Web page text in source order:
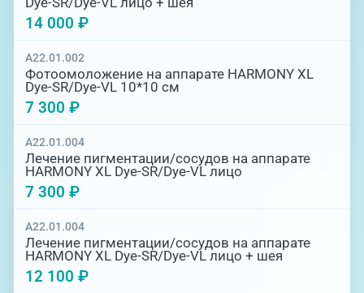
14 000 ₽
A22.01.002
Фотоомоложение на аппарате HARMONY XL
Dye-SR/Dye-VL 10*10 см
7 300 ₽
A22.01.004
Лечение пигментации/сосудов на аппарате
HARMONY XL Dye-SR/Dye-VL лицо
7 300 ₽
A22.01.004
Лечение пигментации/сосудов на аппарате
HARMONY XL Dye-SR/Dye-VL лицо + шея
12 100 ₽